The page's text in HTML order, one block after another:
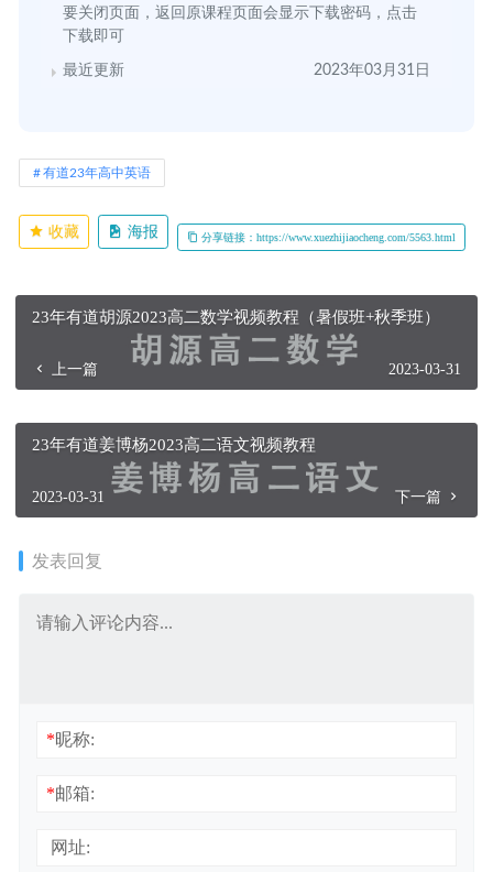
要关闭页面，返回原课程页面会显示下载密码，点击
下载即可
最近更新 2023年03月31日
有道23年高中英语
收藏 海报 分享链接：https://www.xuezhijiaocheng.com/5563.html
23年有道胡源2023高二数学视频教程（暑假班+秋季班）
上一篇 2023-03-31
23年有道姜博杨2023高二语文视频教程
2023-03-31 下一篇
发表回复
*昵称:
*邮箱:
网址: